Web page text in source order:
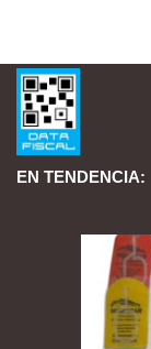
EN TENDENCIA: